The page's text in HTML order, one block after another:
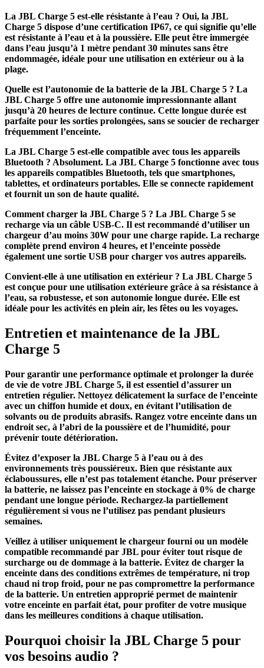
La JBL Charge 5 est-elle résistante à l’eau ? Oui, la JBL
Charge 5 dispose d’une certification IP67, ce qui signifie qu’elle
est résistante à l’eau et à la poussière. Elle peut être immergée
dans l’eau jusqu’à 1 mètre pendant 30 minutes sans être
endommagée, idéale pour une utilisation en extérieur ou à la
plage.
Quelle est l’autonomie de la batterie de la JBL Charge 5 ? La
JBL Charge 5 offre une autonomie impressionnante allant
jusqu’à 20 heures de lecture continue. Cette longue durée est
parfaite pour les sorties prolongées, sans se soucier de recharger
fréquemment l’enceinte.
La JBL Charge 5 est-elle compatible avec tous les appareils
Bluetooth ? Absolument. La JBL Charge 5 fonctionne avec tous
les appareils compatibles Bluetooth, tels que smartphones,
tablettes, et ordinateurs portables. Elle se connecte rapidement
et fournit un son de haute qualité.
Comment charger la JBL Charge 5 ? La JBL Charge 5 se
recharge via un câble USB-C. Il est recommandé d’utiliser un
chargeur d’au moins 30W pour une charge rapide. La recharge
complète prend environ 4 heures, et l’enceinte possède
également une sortie USB pour charger vos autres appareils.
Convient-elle à une utilisation en extérieur ? La JBL Charge 5
est conçue pour une utilisation extérieure grâce à sa résistance à
l’eau, sa robustesse, et son autonomie longue durée. Elle est
idéale pour les activités en plein air, les fêtes ou les voyages.
Entretien et maintenance de la JBL
Charge 5
Pour garantir une performance optimale et prolonger la durée
de vie de votre JBL Charge 5, il est essentiel d’assurer un
entretien régulier. Nettoyez délicatement la surface de l’enceinte
avec un chiffon humide et doux, en évitant l’utilisation de
solvants ou de produits abrasifs. Rangez votre enceinte dans un
endroit sec, à l’abri de la poussière et de l’humidité, pour
prévenir toute détérioration.
Évitez d’exposer la JBL Charge 5 à l’eau ou à des
environnements très poussiéreux. Bien que résistante aux
éclaboussures, elle n’est pas totalement étanche. Pour préserver
la batterie, ne laissez pas l’enceinte en stockage à 0% de charge
pendant une longue période. Rechargez-la partiellement
régulièrement si vous ne l’utilisez pas pendant plusieurs
semaines.
Veillez à utiliser uniquement le chargeur fourni ou un modèle
compatible recommandé par JBL pour éviter tout risque de
surcharge ou de dommage à la batterie. Évitez de charger la
enceinte dans des conditions extrêmes de température, ni trop
chaud ni trop froid, pour ne pas compromettre la performance
de la batterie. Un entretien approprié permet de maintenir
votre enceinte en parfait état, pour profiter de votre musique
dans les meilleures conditions à chaque utilisation.
Pourquoi choisir la JBL Charge 5 pour
vos besoins audio ?